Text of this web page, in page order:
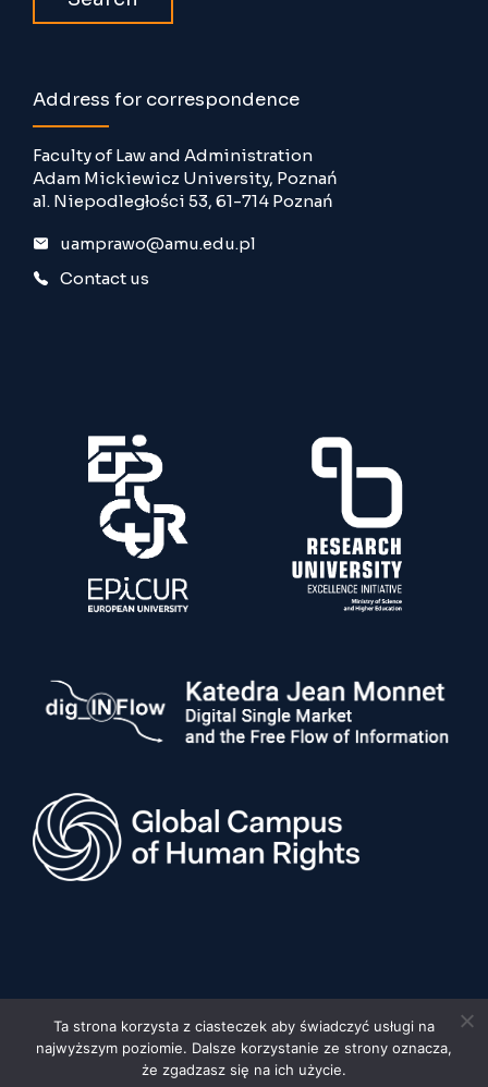
Address for correspondence
Faculty of Law and Administration
Adam Mickiewicz University, Poznań
al. Niepodległości 53, 61-714 Poznań
uamprawo@amu.edu.pl
Contact us
© 2026 Uniwersytet im. Adama Mickiewicza w Poznaniu, Wydział
Prawa i Administracji •Privacy policy•Deklaracja dostępności
Ta strona korzysta z ciasteczek aby świadczyć usługi na
najwyższym poziomie. Dalsze korzystanie ze strony oznacza,
że zgadzasz się na ich użycie.